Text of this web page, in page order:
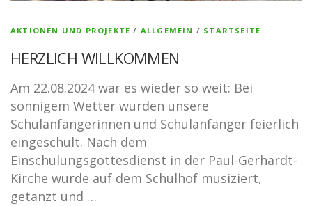
AKTIONEN UND PROJEKTE / ALLGEMEIN / STARTSEITE
HERZLICH WILLKOMMEN
Am 22.08.2024 war es wieder so weit: Bei
sonnigem Wetter wurden unsere
Schulanfängerinnen und Schulanfänger feierlich
eingeschult. Nach dem
Einschulungsgottesdienst in der Paul-Gerhardt-
Kirche wurde auf dem Schulhof musiziert,
getanzt und …